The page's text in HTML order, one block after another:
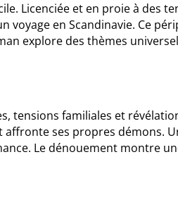
Licenciée et en proie à des
voyage en Scandinavie. Ce
explore des thèmes
tensions familiales et
ses propres démons.
Le dénouement montre